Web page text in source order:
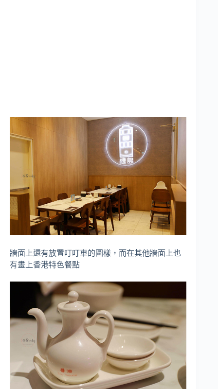
牆面上還有放置叮叮車的圖樣，而在其他牆面上也
有畫上香港特色餐點